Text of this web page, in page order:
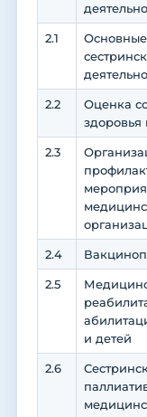
2.1
Основные
2.2
Оценка
здоровья
2.3
2.4
2.5
и детей
2.6